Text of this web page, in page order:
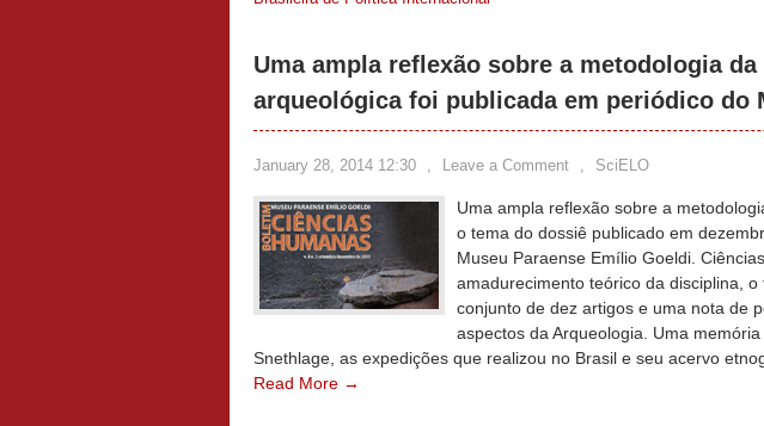
Uma ampla reflexão sobre a metodologia
arqueológica foi publicada em periódico do
January 28, 2014 12:30 , Leave a Comment , SciELO
Uma ampla reflexão sobre a
o tema do dossiê publicado em
Museu Paraense Emílio Goeldi.
amadurecimento teórico da disciplina,
conjunto de dez artigos e uma nota de
aspectos da Arqueologia. Uma
Snethlage, as expedições que realizou no Brasil e seu acervo
Read More →